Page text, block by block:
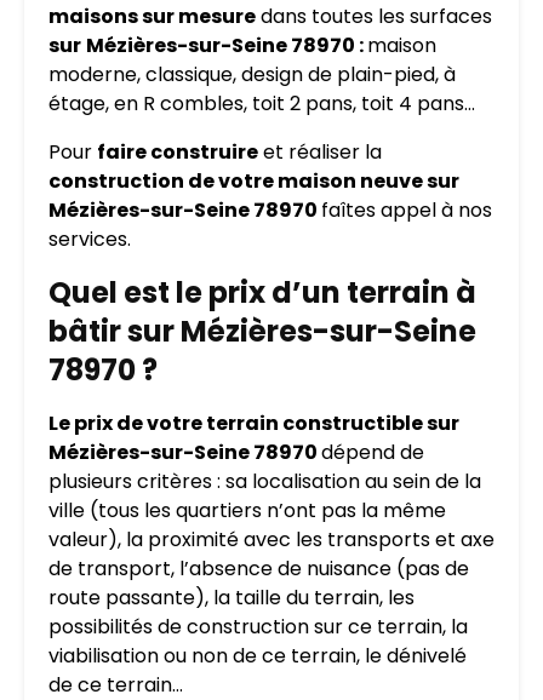
maisons sur mesuredans toutes les surfaces
sur Mézières-sur-Seine 78970 :maison
moderne, classique, design de plain-pied, à
étage, en R combles, toit 2 pans, toit 4 pans…
Pour faire construireet réaliser la
construction de votre maison neuve sur
Mézières-sur-Seine 78970 faîtes appel à nos
services.
Quel est le prix d’un terrain à
bâtir sur Mézières-sur-Seine
78970 ?
Le prix de votre terrain constructible sur
Mézières-sur-Seine 78970dépend de
plusieurs critères : sa localisation au sein de la
ville (tous les quartiers n’ont pas la même
valeur), la proximité avec les transports et axe
de transport, l’absence de nuisance (pas de
route passante), la taille du terrain, les
possibilités de construction sur ce terrain, la
viabilisation ou non de ce terrain, le dénivelé
de ce terrain…